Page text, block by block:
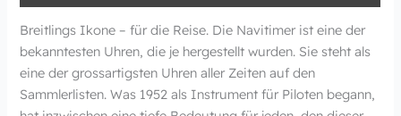
Breitlings Ikone – für die Reise. Die Navitimer ist eine der
bekanntesten Uhren, die je hergestellt wurden. Sie steht als
eine der grossartigsten Uhren aller Zeiten auf den
Sammlerlisten. Was 1952 als Instrument für Piloten begann,